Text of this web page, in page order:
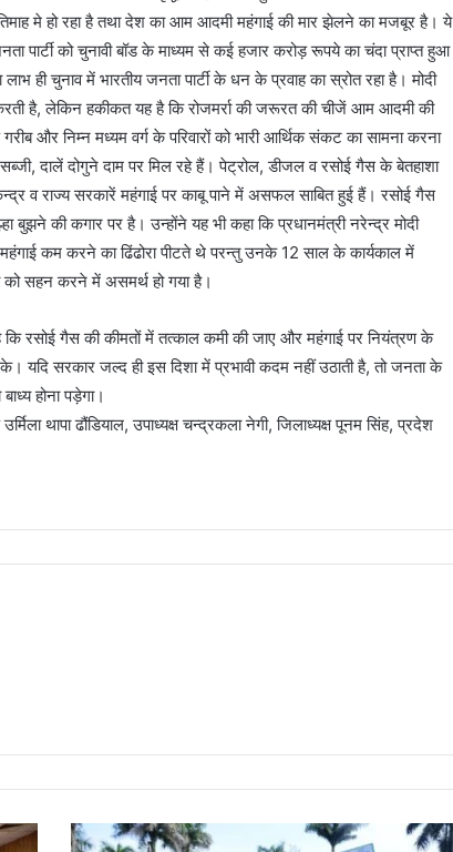
मे हो रहा है तथा देश का आम आदमी महंगाई की मार झेलने का मजबूर है। ये
पार्टी को चुनावी बॉड के माध्यम से कई हजार करोड़ रूपये का चंदा प्राप्त हुआ
ही चुनाव में भारतीय जनता पार्टी के धन के प्रवाह का स्रोत रहा है। मोदी
है, लेकिन हकीकत यह है कि रोजमर्रा की जरूरत की चीजें आम आदमी की
और निम्न मध्यम वर्ग के परिवारों को भारी आर्थिक संकट का सामना करना
दालें दोगुने दाम पर मिल रहे हैं। पेट्रोल, डीजल व रसोई गैस के बेतहाशा
व राज्य सरकारें महंगाई पर काबू पाने में असफल साबित हुई हैं। रसोई गैस
की कगार पर है। उन्होंने यह भी कहा कि प्रधानमंत्री नरेन्द्र मोदी
कम करने का ढिंढोरा पीटते थे परन्तु उनके 12 साल के कार्यकाल में
सहन करने में असमर्थ हो गया है।
कि रसोई गैस की कीमतों में तत्काल कमी की जाए और महंगाई पर नियंत्रण के
यदि सरकार जल्द ही इस दिशा में प्रभावी कदम नहीं उठाती है, तो जनता के
होना पड़ेगा।
थापा ढौंडियाल, उपाध्यक्ष चन्द्रकला नेगी, जिलाध्यक्ष पूनम सिंह, प्रदेश